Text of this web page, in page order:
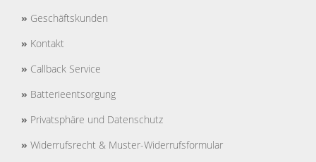
» Geschäftskunden
» Kontakt
» Callback Service
» Batterieentsorgung
» Privatsphäre und Datenschutz
» Widerrufsrecht & Muster-Widerrufsformular